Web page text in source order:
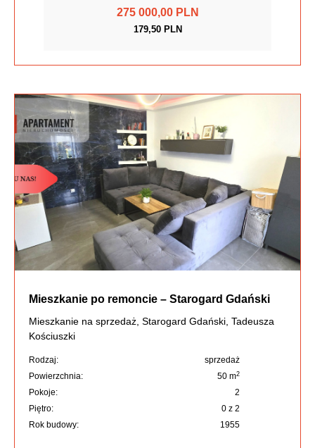
275 000,00 PLN
179,50 PLN
Mieszkanie po remoncie – Starogard Gdański
Mieszkanie na sprzedaż, Starogard Gdański, Tadeusza
Kościuszki
Rodzaj:
sprzedaż
Powierzchnia:
50 m2
Pokoje:
2
Piętro:
0 z 2
Rok budowy:
1955